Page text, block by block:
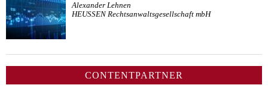
Alexander Lehnen
HEUSSEN Rechtsanwaltsgesellschaft mbH
CONTENTPARTNER